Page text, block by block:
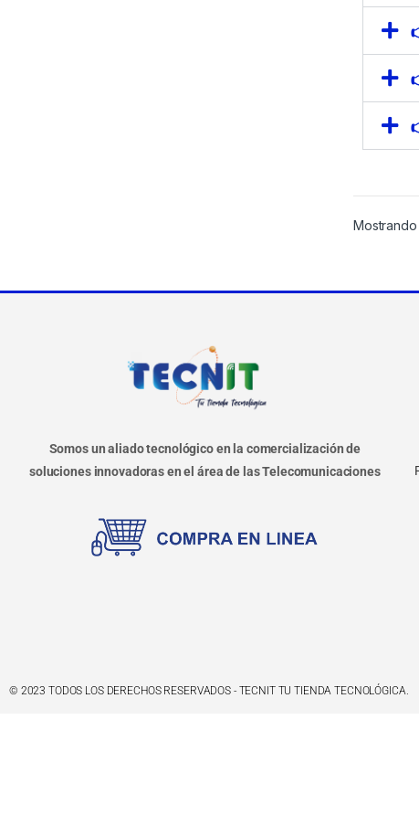
Somos un aliado tecnológico en la comercialización de
soluciones innovadoras en el área de las Telecomunicaciones
© 2023 TODOS LOS DERECHOS RESERVADOS - TECNIT TU TIENDA TECNOLÓGICA.